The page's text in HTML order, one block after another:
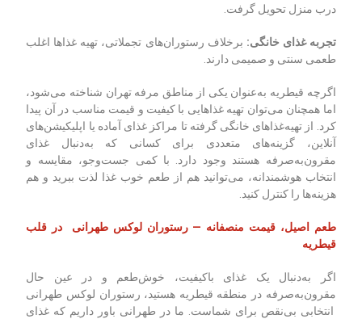
درب منزل تحویل گرفت.
تجربه غذای خانگی: برخلاف رستوران‌های تجملاتی، تهیه غذاها اغلب
طعمی سنتی و صمیمی دارند.
اگرچه قیطریه به‌عنوان یکی از مناطق مرفه تهران شناخته می‌شود،
اما همچنان می‌توان تهیه غذاهایی با کیفیت و قیمت مناسب در آن پیدا
کرد. از تهیه‌غذاهای خانگی گرفته تا مراکز غذای آماده یا اپلیکیشن‌های
آنلاین، گزینه‌های متعددی برای کسانی که به‌دنبال غذای
مقرون‌به‌صرفه هستند وجود دارد. با کمی جست‌وجو، مقایسه و
انتخاب هوشمندانه، می‌توانید هم از طعم خوب غذا لذت ببرید و هم
هزینه‌ها را کنترل کنید.
طعم اصیل، قیمت منصفانه — رستوران لوکس طهرانی در قلب
قیطریه
اگر به‌دنبال یک غذای باکیفیت، خوش‌طعم و در عین حال
مقرون‌به‌صرفه در منطقه قیطریه هستید، رستوران لوکس طهرانی
انتخابی بی‌نقص برای شماست. ما در طهرانی باور داریم که غذای